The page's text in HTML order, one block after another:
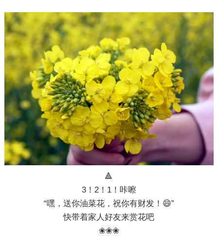
🔺
3！2！1！咔嚓
“嘿，送你油菜花，祝你有财发！😄”
快带着家人好友来赏花吧
❀❀❀